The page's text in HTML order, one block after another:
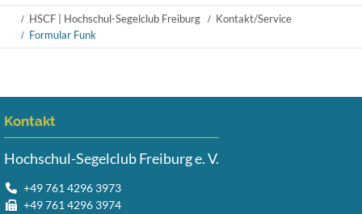
HSCF | Hochschul-Segelclub Freiburg
Kontakt/Service
Formular Funk
Kontakt
Hochschul-Segelclub Freiburg e. V.
+49 761 4296 3973
+49 761 4296 3974